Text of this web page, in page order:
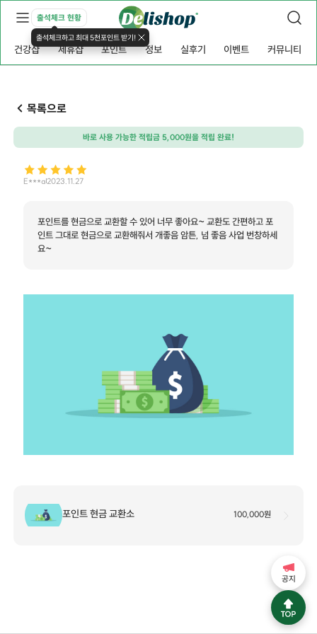
출석체크 현황
출석체크하고 최대 5천포인트 받기!
건강샵 제휴샵 포인트 정보 실후기 이벤트 커뮤니티
목록으로
바로 사용 가능한 적립금 5,000원을 적립 완료!
E***a2023.11.27
포인트를 현금으로 교환할 수 있어 너무 좋아요~ 교환도 간편하고 포
인트 그대로 현금으로 교환해줘서 개좋음 암튼, 넘 좋음 사업 번창하세
요~
포인트 현금 교환소 100,000원
공지